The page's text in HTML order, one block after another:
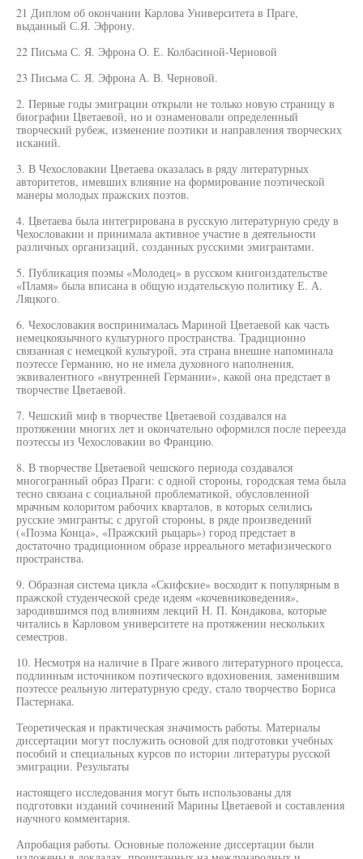
21 Диплом об окончании Карлова Университета в Праге,
выданный С.Я. Эфрону.
22 Письма С. Я. Эфрона О. Е. Колбасиной-Черновой
23 Письма С. Я. Эфрона А. В. Черновой.
2. Первые годы эмиграции открыли не только новую страницу в
биографии Цветаевой, но и ознаменовали определенный
творческий рубеж, изменение поэтики и направления творческих
исканий.
3. В Чехословакии Цветаева оказалась в ряду литературных
авторитетов, имевших влияние на формирование поэтической
манеры молодых пражских поэтов.
4. Цветаева была интегрирована в русскую литературную среду в
Чехословакии и принимала активное участие в деятельности
различных организаций, созданных русскими эмигрантами.
5. Публикация поэмы «Молодец» в русском книгоиздательстве
«Пламя» была вписана в общую издательскую политику Е. А.
Ляцкого.
6. Чехословакия воспринималась Мариной Цветаевой как часть
немецкоязычного культурного пространства. Традиционно
связанная с немецкой культурой, эта страна внешне напоминала
поэтессе Германию, но не имела духовного наполнения,
эквивалентного «внутренней Германии», какой она предстает в
творчестве Цветаевой.
7. Чешский миф в творчестве Цветаевой создавался на
протяжении многих лет и окончательно оформился после переезда
поэтессы из Чехословакии во Францию.
8. В творчестве Цветаевой чешского периода создавался
многогранный образ Праги: с одной стороны, городская тема была
тесно связана с социальной проблематикой, обусловленной
мрачным колоритом рабочих кварталов, в которых селились
русские эмигранты; с другой стороны, в ряде произведений
(«Поэма Конца», «Пражский рыцарь») город предстает в
достаточно традиционном образе ирреального метафизического
пространства.
9. Образная система цикла «Скифские» восходит к популярным в
пражской студенческой среде идеям «кочевниковедения»,
зародившимся под влияниям лекций Н. П. Кондакова, которые
читались в Карловом университете на протяжении нескольких
семестров.
10. Несмотря на наличие в Праге живого литературного процесса,
подлинным источником поэтического вдохновения, заменившим
поэтессе реальную литературную среду, стало творчество Бориса
Пастернака.
Теоретическая и практическая значимость работы. Материалы
диссертации могут послужить основой для подготовки учебных
пособий и специальных курсов по истории литературы русской
эмиграции. Результаты
настоящего исследования могут быть использованы для
подготовки изданий сочинений Марины Цветаевой и составления
научного комментария.
Апробация работы. Основные положение диссертации были